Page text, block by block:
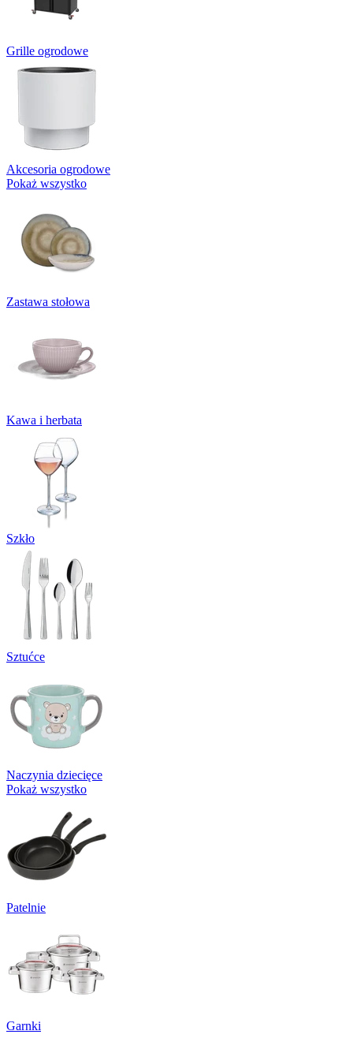
Grille ogrodowe
Akcesoria ogrodowe
Pokaż wszystko
Zastawa stołowa
Kawa i herbata
Szkło
Sztućce
Naczynia dziecięce
Pokaż wszystko
Patelnie
Garnki